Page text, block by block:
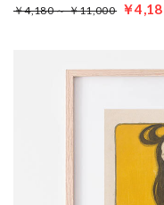
￥4,180 ～ ￥11,000 ￥